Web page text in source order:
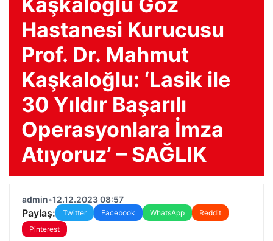
Hastanesi Kurucusu
Prof. Dr. Mahmut
Kaşkaloğlu: ‘Lasik ile
30 Yıldır Başarılı
Operasyonlara İmza
Atıyoruz’ – SAĞLIK
admin•12.12.2023 08:57
Paylaş: Twitter Facebook WhatsApp
Reddit
Pinterest